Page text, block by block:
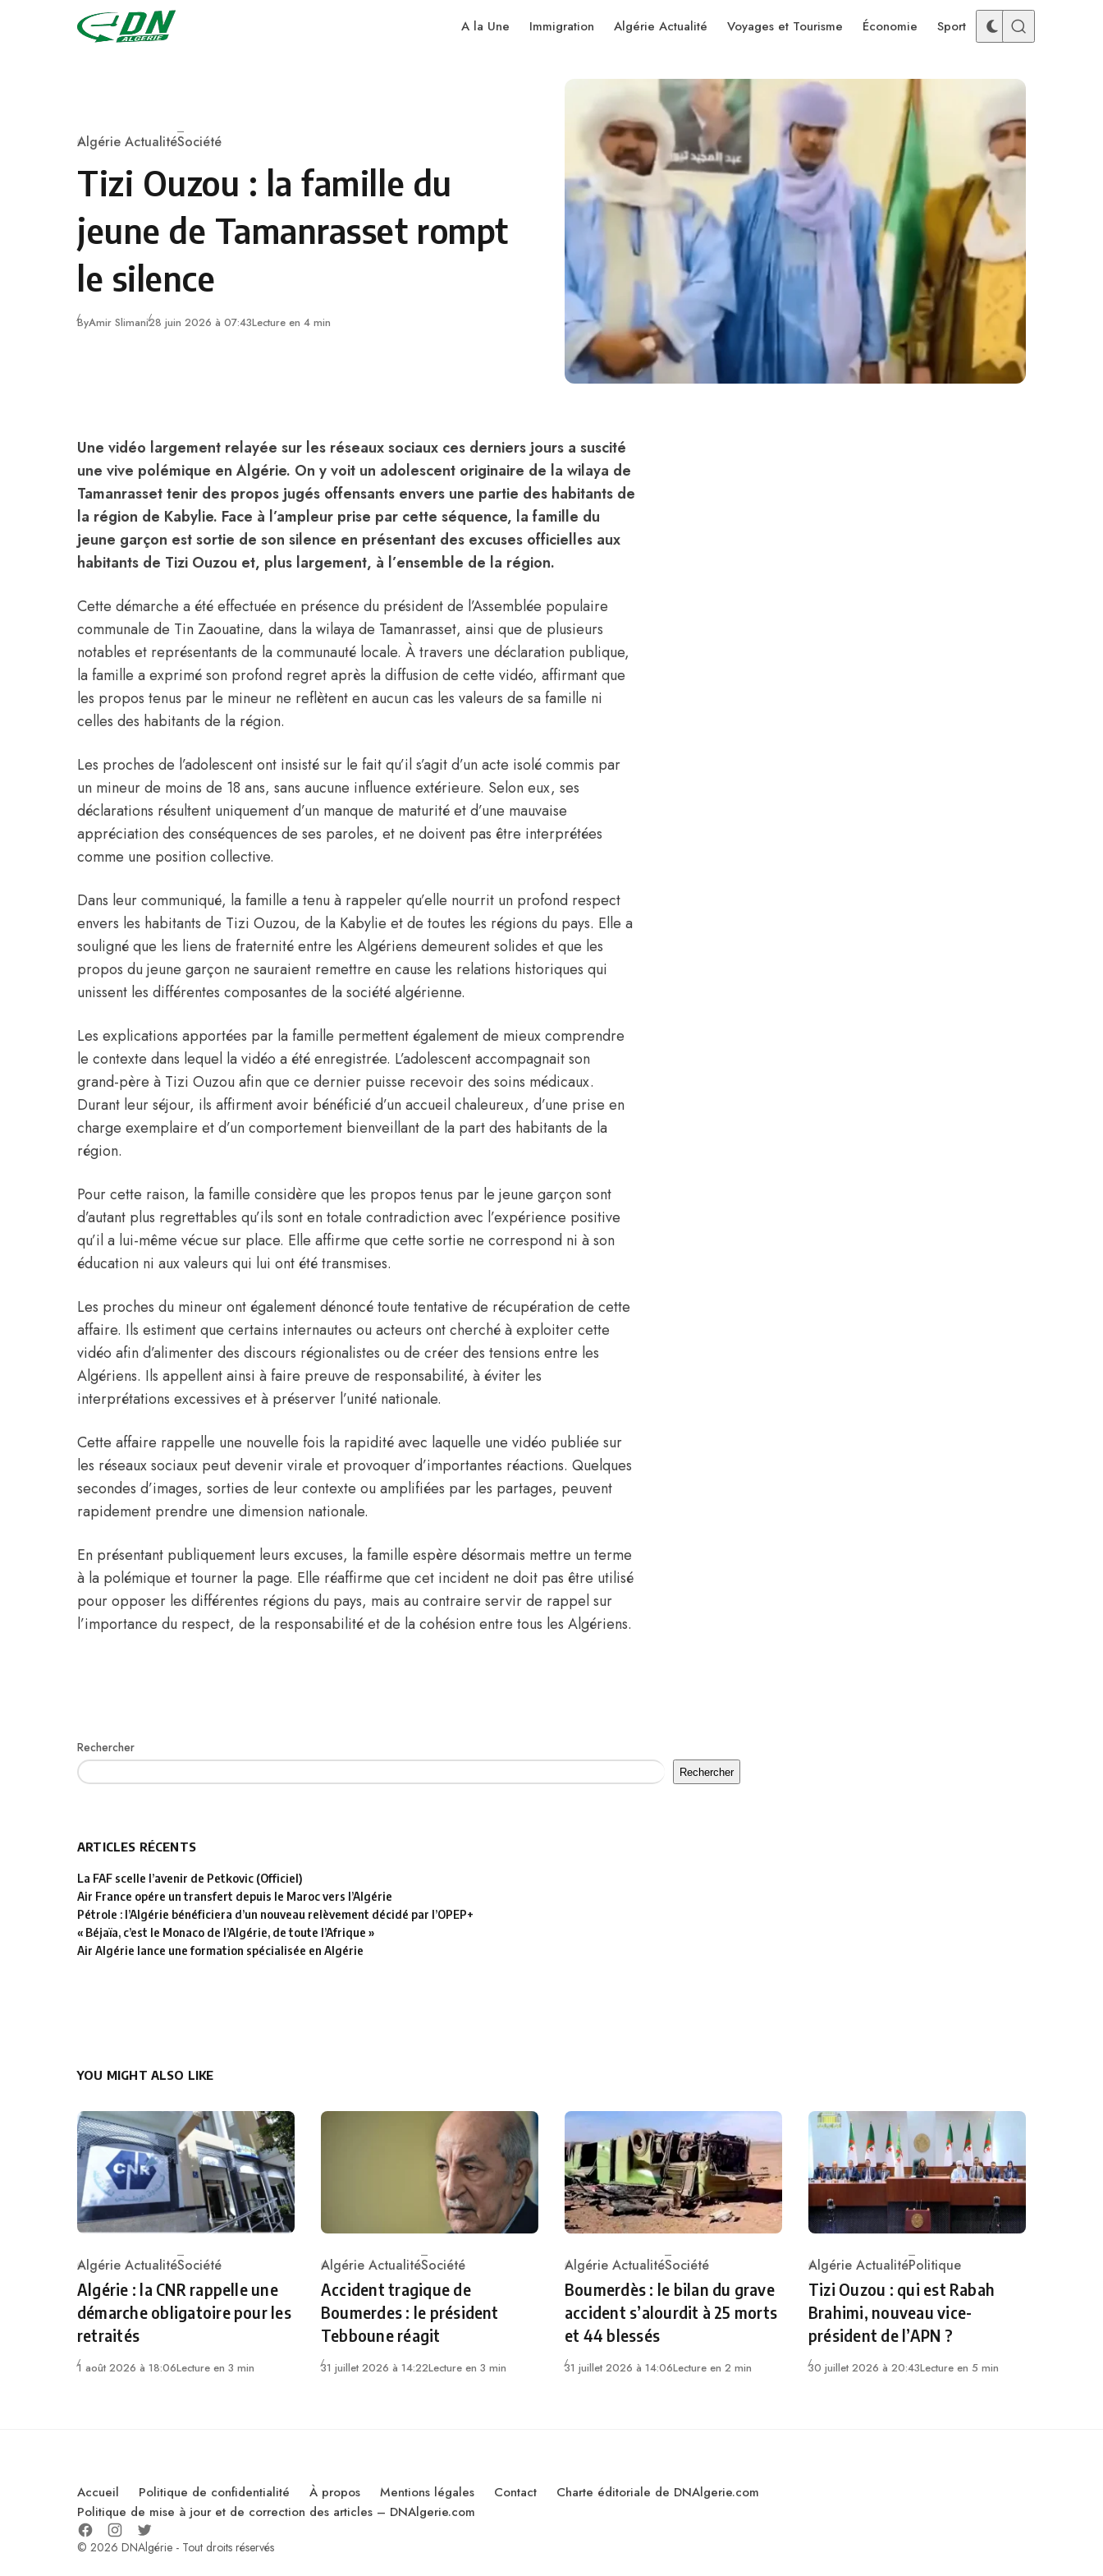
Skip to content
A la Une Immigration Algérie Actualité Voyages et Tourisme Économie Sport
Category
Algérie ActualitéSociété
Tizi Ouzou : la famille du
jeune de Tamanrasset rompt
le silence
ByAmir Slimani28 juin 2026 à 07:43Lecture en 4 min
Une vidéo largement relayée sur les réseaux sociaux ces derniers jours a suscité
une vive polémique en Algérie. On y voit un adolescent originaire de la wilaya de
Tamanrasset tenir des propos jugés offensants envers une partie des habitants de
la région de Kabylie. Face à l’ampleur prise par cette séquence, la famille du
jeune garçon est sortie de son silence en présentant des excuses officielles aux
habitants de Tizi Ouzou et, plus largement, à l’ensemble de la région.
Cette démarche a été effectuée en présence du président de l’Assemblée populaire
communale de Tin Zaouatine, dans la wilaya de Tamanrasset, ainsi que de plusieurs
notables et représentants de la communauté locale. À travers une déclaration publique,
la famille a exprimé son profond regret après la diffusion de cette vidéo, affirmant que
les propos tenus par le mineur ne reflètent en aucun cas les valeurs de sa famille ni
celles des habitants de la région.
Les proches de l’adolescent ont insisté sur le fait qu’il s’agit d’un acte isolé commis par
un mineur de moins de 18 ans, sans aucune influence extérieure. Selon eux, ses
déclarations résultent uniquement d’un manque de maturité et d’une mauvaise
appréciation des conséquences de ses paroles, et ne doivent pas être interprétées
comme une position collective.
Dans leur communiqué, la famille a tenu à rappeler qu’elle nourrit un profond respect
envers les habitants de Tizi Ouzou, de la Kabylie et de toutes les régions du pays. Elle a
souligné que les liens de fraternité entre les Algériens demeurent solides et que les
propos du jeune garçon ne sauraient remettre en cause les relations historiques qui
unissent les différentes composantes de la société algérienne.
Les explications apportées par la famille permettent également de mieux comprendre
le contexte dans lequel la vidéo a été enregistrée. L’adolescent accompagnait son
grand-père à Tizi Ouzou afin que ce dernier puisse recevoir des soins médicaux.
Durant leur séjour, ils affirment avoir bénéficié d’un accueil chaleureux, d’une prise en
charge exemplaire et d’un comportement bienveillant de la part des habitants de la
région.
Pour cette raison, la famille considère que les propos tenus par le jeune garçon sont
d’autant plus regrettables qu’ils sont en totale contradiction avec l’expérience positive
qu’il a lui-même vécue sur place. Elle affirme que cette sortie ne correspond ni à son
éducation ni aux valeurs qui lui ont été transmises.
Les proches du mineur ont également dénoncé toute tentative de récupération de cette
affaire. Ils estiment que certains internautes ou acteurs ont cherché à exploiter cette
vidéo afin d’alimenter des discours régionalistes ou de créer des tensions entre les
Algériens. Ils appellent ainsi à faire preuve de responsabilité, à éviter les
interprétations excessives et à préserver l’unité nationale.
Cette affaire rappelle une nouvelle fois la rapidité avec laquelle une vidéo publiée sur
les réseaux sociaux peut devenir virale et provoquer d’importantes réactions. Quelques
secondes d’images, sorties de leur contexte ou amplifiées par les partages, peuvent
rapidement prendre une dimension nationale.
En présentant publiquement leurs excuses, la famille espère désormais mettre un terme
à la polémique et tourner la page. Elle réaffirme que cet incident ne doit pas être utilisé
pour opposer les différentes régions du pays, mais au contraire servir de rappel sur
l’importance du respect, de la responsabilité et de la cohésion entre tous les Algériens.
Rechercher
Rechercher
ARTICLES RÉCENTS
La FAF scelle l’avenir de Petkovic (Officiel)
Air France opére un transfert depuis le Maroc vers l’Algérie
Pétrole : l’Algérie bénéficiera d’un nouveau relèvement décidé par l’OPEP+
« Béjaïa, c’est le Monaco de l’Algérie, de toute l’Afrique »
Air Algérie lance une formation spécialisée en Algérie
YOU MIGHT ALSO LIKE
Category
Algérie ActualitéSociété
Algérie : la CNR rappelle une
démarche obligatoire pour les
retraités
1 août 2026 à 18:06Lecture en 3 min
Category
Algérie ActualitéSociété
Accident tragique de
Boumerdes : le président
Tebboune réagit
31 juillet 2026 à 14:22Lecture en 3 min
Category
Algérie ActualitéSociété
Boumerdès : le bilan du grave
accident s’alourdit à 25 morts
et 44 blessés
31 juillet 2026 à 14:06Lecture en 2 min
Category
Algérie ActualitéPolitique
Tizi Ouzou : qui est Rabah
Brahimi, nouveau vice-
président de l’APN ?
30 juillet 2026 à 20:43Lecture en 5 min
Accueil Politique de confidentialité À propos Mentions légales Contact
Charte éditoriale de DNAlgerie.com
Politique de mise à jour et de correction des articles – DNAlgerie.com
© 2026 DNAlgérie - Tout droits réservés